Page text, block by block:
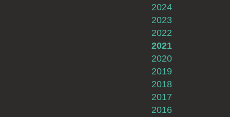
2024
2023
2022
2021
2020
2019
2018
2017
2016